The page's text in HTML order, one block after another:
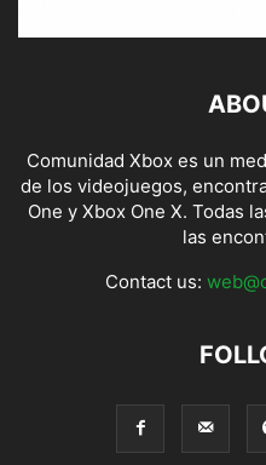
Comunidad Xbox es un
de los videojuegos,
One y Xbox One X. Todas
las
Contact us: